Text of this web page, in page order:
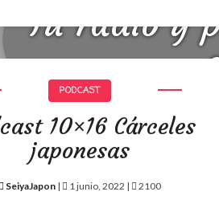
Tu radio y
PODCAST
10×16 Cárceles
japonesas
SeiyaJapon | 1 junio, 2022 | 2100